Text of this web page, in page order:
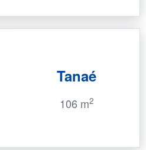
Tanaé
106 m2